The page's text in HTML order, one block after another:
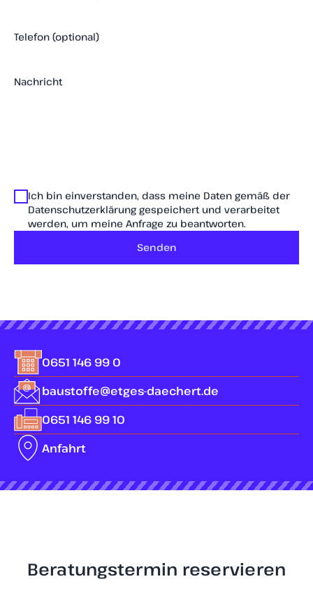
Telefon (optional)
Nachricht
Ich bin einverstanden, dass meine Daten gemäß der
Datenschutzerklärung gespeichert und verarbeitet
werden, um meine Anfrage zu beantworten.
Senden
0651 146 99 0
baustoffe@etges-daechert.de
0651 146 99 10
Anfahrt
Beratungstermin reservieren